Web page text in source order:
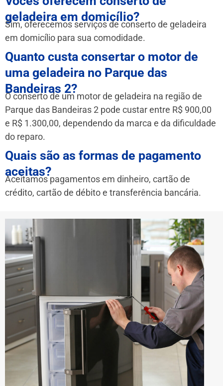
geladeira em domicílio?
Sim, oferecemos serviços de conserto de geladeira
em domicílio para sua comodidade.
Quanto custa consertar o motor de
uma geladeira no Parque das
Bandeiras 2?
O conserto de um motor de geladeira na região de
Parque das Bandeiras 2 pode custar entre R$ 900,00
e R$ 1.300,00, dependendo da marca e da dificuldade
do reparo.
Quais são as formas de pagamento
aceitas?
Aceitamos pagamentos em dinheiro, cartão de
crédito, cartão de débito e transferência bancária.